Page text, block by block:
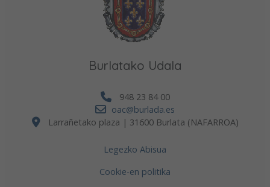
Burlatako Udala
948 23 84 00
oac@burlada.es
Larrañetako plaza | 31600 Burlata (NAFARROA)
Legezko Abisua
Cookie-en politika